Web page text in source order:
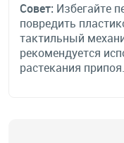
Совет: Избегайте
повредить
тактильный
рекомендуется
растекания припоя.